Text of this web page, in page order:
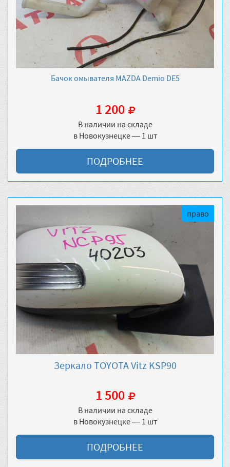
Бачок омывателя MAZDA Demio DE5
1 200
В наличии на складе
в Новокузнецке — 1 шт
ПОДРОБНЕЕ
право
Зеркало TOYOTA Vitz KSP90
1 500
В наличии на складе
в Новокузнецке — 1 шт
ПОДРОБНЕЕ